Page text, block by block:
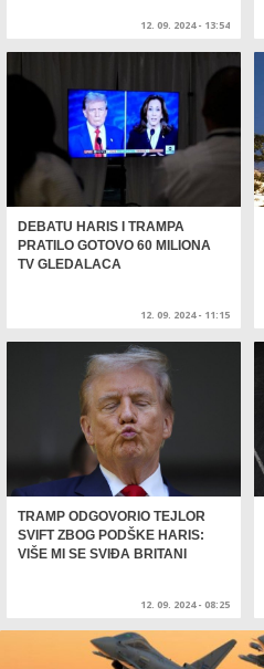
12. 09. 2024 - 13:54
DEBATU HARIS I TRAMPA
PRATILO GOTOVO 60 MILIONA
TV GLEDALACA
12. 09. 2024 - 11:15
TRAMP ODGOVORIO TEJLOR
SVIFT ZBOG PODŠKE HARIS:
VIŠE MI SE SVIĐA BRITANI
12. 09. 2024 - 08:25